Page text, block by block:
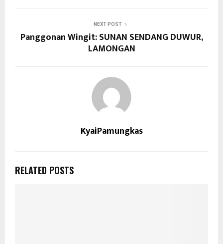
NEXT POST
Panggonan Wingit: SUNAN SENDANG DUWUR,
LAMONGAN
KyaiPamungkas
RELATED POSTS